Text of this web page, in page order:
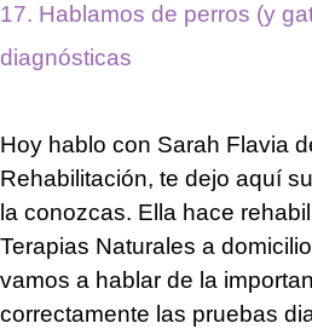
17. Hablamos de perros (y
diagnósticas
Hoy hablo con Sarah Flavia
Rehabilitación, te dejo aquí
la conozcas. Ella hace
Terapias Naturales a
vamos a hablar de la
correctamente las pruebas